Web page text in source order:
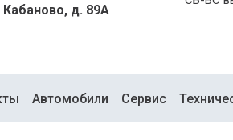
Кабаново, д. 89А
Автомобили Сервис